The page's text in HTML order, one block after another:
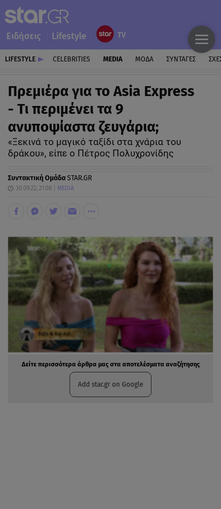
Ειδήσεις Lifestyle
LIFESTYLE CELEBRITIES MEDIA ΜΟΔΑ ΣΥΝΤΑΓΕΣ
Πρεμιέρα για το Asia Express
- Τι περιμένει τα 9
ανυποψίαστα ζευγάρια;
«Ξεκινά το μαγικό ταξίδι στα χνάρια του
δράκου», είπε ο Πέτρος Πολυχρονίδης
Συντακτική ΟμάδαSTAR.GR
30.09.22, 21:06 MEDIA
Δείτε περισσότερα άρθρα μας στα αποτελέσματα αναζήτησης
Add star.gr on Google